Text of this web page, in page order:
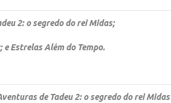
2: o segredo do rei Midas;
Além do Tempo.
de Tadeu 2: o segredo do rei Midas